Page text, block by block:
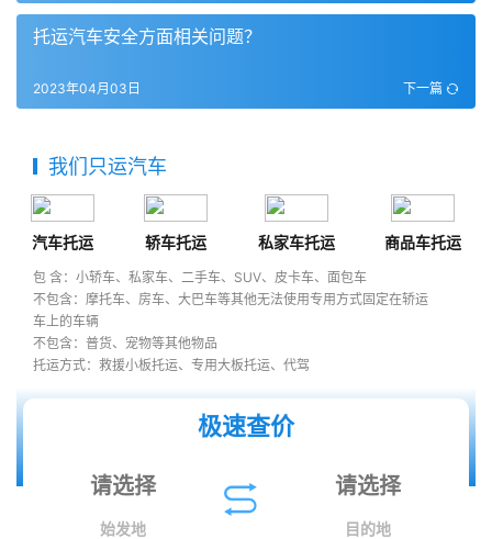
托运汽车安全方面相关问题？
下一篇
2023年04月03日
我们只运汽车
汽车托运 轿车托运 私家车托运 商品车托运
包 含：小轿车、私家车、二手车、SUV、皮卡车、面包车
不包含：摩托车、房车、大巴车等其他无法使用专用方式固定在轿运
车上的车辆
不包含：普货、宠物等其他物品
托运方式：救援小板托运、专用大板托运、代驾
极速查价
始发地 目的地